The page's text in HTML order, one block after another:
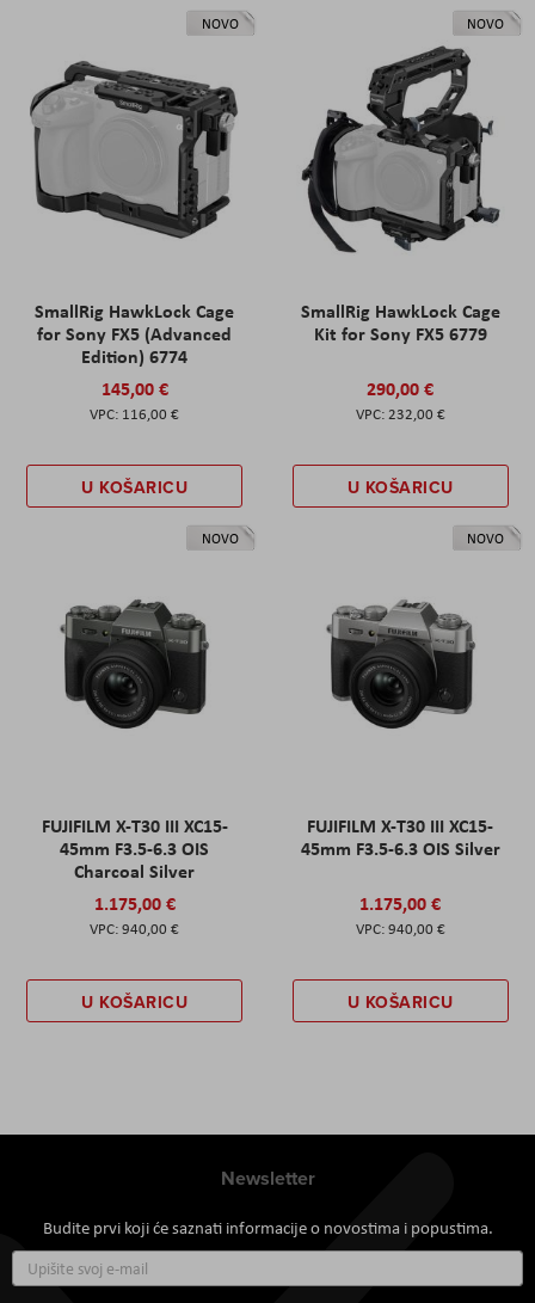
NOVO
SmallRig HawkLock Cage
for Sony FX5 (Advanced
Edition) 6774
145,00 €
116,00 €
U KOŠARICU
NOVO
SmallRig HawkLock Cage
Kit for Sony FX5 6779
290,00 €
232,00 €
U KOŠARICU
NOVO
FUJIFILM X-T30 III XC15-
45mm F3.5-6.3 OIS
Charcoal Silver
1.175,00 €
940,00 €
U KOŠARICU
NOVO
FUJIFILM X-T30 III XC15-
45mm F3.5-6.3 OIS Silver
1.175,00 €
940,00 €
U KOŠARICU
Newsletter
Budite prvi koji će saznati informacije o novostima i popustima.
se